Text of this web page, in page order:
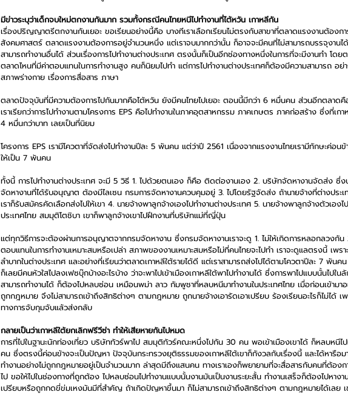
มีข่าวระบุว่าเด็กจบใหม่ตกงานกันมาก รวมทั้งกรณีคนไทยหนีไปทำงานที่ไต้หวัน เกาหลีกัน
เรื่องปริญญาตรีตกงานกันเยอะ ขอเรียนอย่างนี้คือ บางทีเราเลือกเรียนไม่ตรงกับสาขาที่ตลาดแรงงานต้องก
สังคมศาสตร์ ตลาดแรงงานต้องการอยู่จำนวนหนึ่ง แต่เราจบมากกว่านั้น ก็อาจจะมีคนที่ไม่สามารถบรรจุงา
สามารถทำงานอื่นได้ ส่วนเรื่องการไปทำงานต่างประเทศ ตรงนั้นก็เป็นอีกช่องทางหนึ่งในการที่จะมีงานทำ โดย
ตลาดไหนที่มีค่าตอบแทนในการทำงานสูง คนก็นิยมไปทำ แต่การไปทำงานต่างประเทศก็ต้องมีความสามารถ อย่
สภาพร่างกาย เรื่องการสื่อสาร ภาษา
ตลาดปัจจุบันที่มีความต้องการไปกันมากคือไต้หวัน ยังมีคนไทยไปเยอะ ตอนนี้มีกว่า 6 หมื่นคน ส่วนอีกตลาดคื
เราเรียกว่าการไปทำงานตามโครงการ EPS คือไปทำงานในภาคอุตสาหกรรม ภาคเกษตร ภาคก่อสร้าง ซึ่งที่เก
4 หมื่นกว่าบาท เลยเป็นที่นิยม
โครงการ EPS เรามีโควตาที่จัดส่งไปทำงานปีละ 5 พันคน แต่ว่าปี 2561 เนื่องจากแรงงานไทยเรามีทักษะค่อ
ให้เป็น 7 พันคน
ทั้งนี้ การไปทำงานต่างประเทศ จะมี 5 วิธี 1. ไปด้วยตนเอง ก็คือ ติดต่องานเอง 2. บริษัทจัดหางานจัดส่ง ซึ่
จัดหางานที่ได้รับอนุญาต ต้องมีไลเซน กรมการจัดหางานควบคุมอยู่ 3. ไปโดยรัฐจัดส่ง ถ้านายจ้างที่ต่างประ
เราก็รับสมัครคัดเลือกส่งไปให้เขา 4. นายจ้างพาลูกจ้างเองไปทำงานต่างประเทศ 5. นายจ้างพาลูกจ้างตัวเอ
ประเทศไทย สมมุติโตชิบา เขาก็พาลูกจ้างเขาไปฝึกงานที่บริษัทแม่ที่ญี่ปุ่น
แต่ทุกวิธีการจะต้องผ่านการอนุญาตจากกรมจัดหางาน ซึ่งกรมจัดหางานเราจะดู 1. ไม่ให้เกิดการหลอกลวงกั
ตอบแทนในการทำงานเหมาะสมหรือเปล่า สภาพของงานเหมาะสมหรือไม่ที่คนไทยจะไปทำ เราจะดูแลตรงนี้ เพรา
ลำบากในต่างประเทศ และอย่างที่เรียนว่าตลาดเกาหลีใต้รายได้ดี แต่เราสามารถส่งไปได้ตามโควตาปีละ 7 พัน
ก็เลยมีคนหัวใสไปลงเฟซบุ๊กบ้างอะไรบ้าง ว่าจะพาไปเข้าเมืองเกาหลีใต้พาไปทำงานได้ ซึ่งการพาไปแบบนั้นไป
สามารถทำงานได้ ก็ต้องไปหลบซ่อน เหมือนพม่า ลาว กัมพูชาที่หลบหนีมาทำงานในประเทศไทย เมื่อก่อนเข้ามา
ถูกกฎหมาย จึงไม่สามารถเข้าถึงสิทธิต่างๆ ตามกฎหมาย ถูกนายจ้างเอารัดเอาเปรียบ ร้องเรียนอะไรก็ไม่ได้
ทางการจับกุมจับแล้วส่งกลับ
กลายเป็นว่าเกาหลีใต้ยกเลิกฟรีวีซ่า ทำให้เสียหายกันไปหมด
การที่ไปในฐานะนักท่องเที่ยว บริษัททัวร์พาไป สมมุติทัวร์คณะหนึ่งไปกัน 30 คน พอเข้าเมืองเขาได้ ก็หลบหนีไ
คน ซึ่งตรงนี้ค่อนข้างจะเป็นปัญหา ปัจจุบันกระทรวงยุติธรรมของเกาหลีใต้เขาก็กังวลกับเรื่องนี้ และได้หารือมา
ทำงานอย่างไม่ถูกกฎหมายอยู่เป็นจำนวนมาก ล่าสุดมีถึงแสนคน ทางเราเองก็พยายามที่จะสื่อสารกับคนที่ต้องกา
ไป ขอให้ไปในช่องทางที่ถูกต้อง ไปหลบซ่อนไปทำงานแบบนั้นงานมันเป็นงานระยะสั้น ทำงานเสร็จก็ต้องไปหางาน
เปรียบหรือถูกกดขี่ข่มเหงมันมีที่สำคัญ ถ้าเกิดปัญหาขึ้นมา ก็ไม่สามารถเข้าถึงสิทธิต่างๆ ตามกฎหมายได้เลย เ